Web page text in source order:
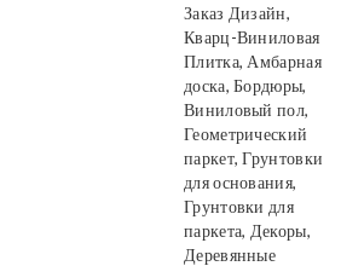
Заказ Дизайн,
Кварц-Виниловая
Плитка, Амбарная
доска, Бордюры,
Виниловый пол,
Геометрический
паркет, Грунтовки
для основания,
Грунтовки для
паркета, Декоры,
Деревянные